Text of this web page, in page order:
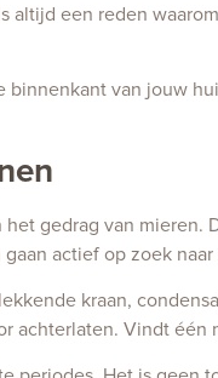
een reden
van jouw
gedrag van mieren.
actief op zoek
kraan,
Vindt